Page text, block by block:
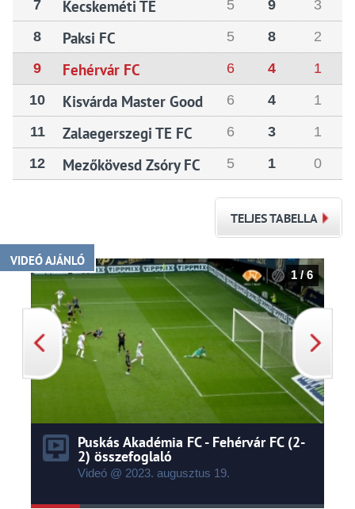
7 Kecskeméti TE 5 9
3
8
Paksi FC 5 8
2
9
Fehérvár FC 6 4
1
10
Kisvárda Master Good 6 4
1
11
Zalaegerszegi TE FC 6 3
1
12
Mezőkövesd Zsóry FC 5 1 0
TELJES TABELLA
VIDEÓ AJÁNLÓ
Puskás Akadémia FC - Fehérvár FC (2-
2) összefoglaló
Videó @ 2023. augusztus 19.
1 / 6